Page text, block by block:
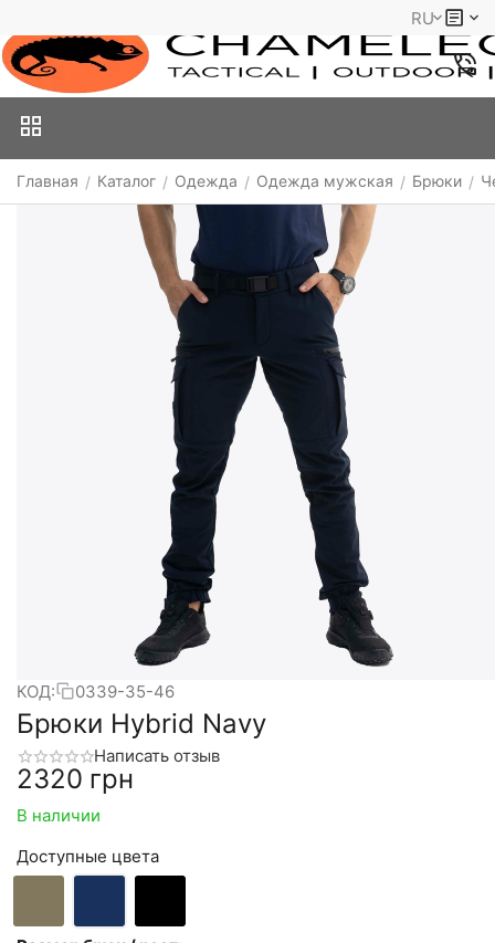
RU
Главная / Каталог / Одежда / Одежда мужская / Брюки /
КОД: 0339-35-46
Брюки Hybrid Navy
Написать отзыв
‍2320‍ грн
В наличии
Доступные цвета